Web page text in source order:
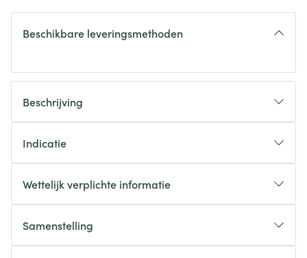
Beschikbare leveringsmethoden
Beschrijving
Indicatie
Wettelijk verplichte informatie
Samenstelling